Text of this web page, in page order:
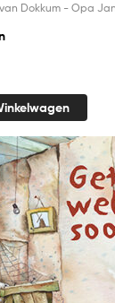
Dokkum - Opa Jan